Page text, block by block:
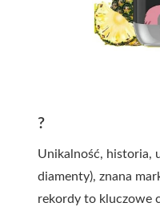
?
Unikalność, historia,
diamenty), znana
rekordy to kluczowe